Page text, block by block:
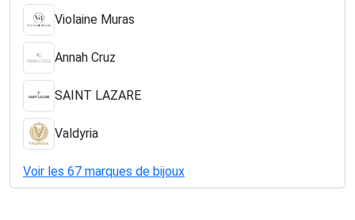
Violaine Muras
Annah Cruz
SAINT LAZARE
Valdyria
Voir les 67 marques de bijoux